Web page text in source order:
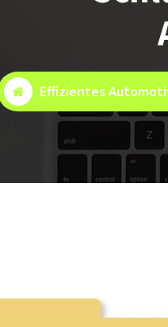
Effizientes